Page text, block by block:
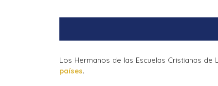
Los Hermanos de las Escuelas Cristianas de
países.